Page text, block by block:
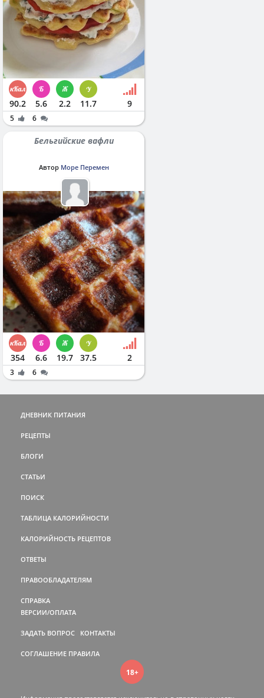
90.2 5.6 2.2 11.7 9
5 6
Бельгийские вафли
Автор Море Перемен
354 6.6 19.7 37.5 2
3 6
ДНЕВНИК ПИТАНИЯ
РЕЦЕПТЫ
БЛОГИ
СТАТЬИ
ПОИСК
ТАБЛИЦА КАЛОРИЙНОСТИ
КАЛОРИЙНОСТЬ РЕЦЕПТОВ
ОТВЕТЫ
ПРАВООБЛАДАТЕЛЯМ
СПРАВКА
ВЕРСИИ/ОПЛАТА
ЗАДАТЬ ВОПРОС КОНТАКТЫ
СОГЛАШЕНИЕ ПРАВИЛА
18+